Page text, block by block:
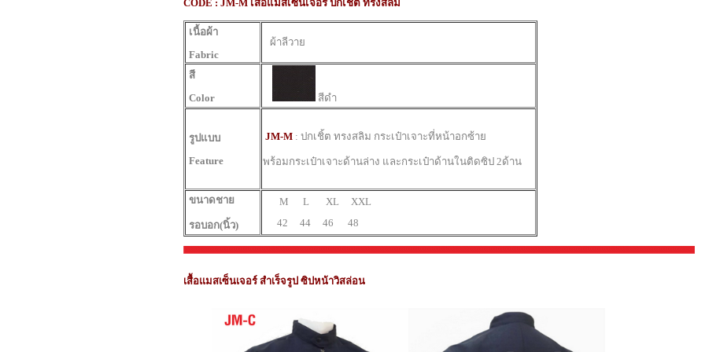
CODE : JM-M เสื้อแมสเซนเจอร์ ปกเชิ้ต ทรงสลิม
เนื้อผ้า
Fabric
ผ้าลีวาย
สี
Color
สีดำ
รูปแบบ
Feature
JM-M : ปกเชิ้ต ทรงสลิม กระเป๋าเจาะที่หน้าอกซ้าย
พร้อมกระเป๋าเจาะด้านล่าง และกระเป๋าด้านในติดซิป 2ด้าน
ขนาดชาย
รอบอก(นิ้ว)
M L XL XXL
42 44 46 48
เสื้อแมสเซ็นเจอร์ สำเร็จรูป ซิปหน้าวิสล่อน